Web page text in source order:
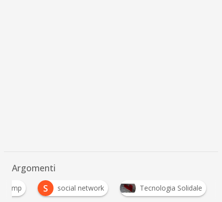
Argomenti
S social network Tecnologia Solidale